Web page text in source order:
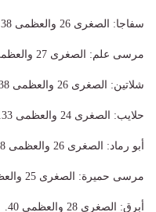
​سفاجا: الصغرى 26 والعظمى 38.
​مرسى علم: الصغرى 27 والعظمى 38.
​شلاتين: الصغرى 26 والعظمى 38.
​حلايب: الصغرى 24 والعظمى 33.
​أبو رماد: الصغرى 26 والعظمى 38.
​مرسى حميرة: الصغرى 25 والعظمى 35.
​أبرق: الصغرى 28 والعظمى 40.